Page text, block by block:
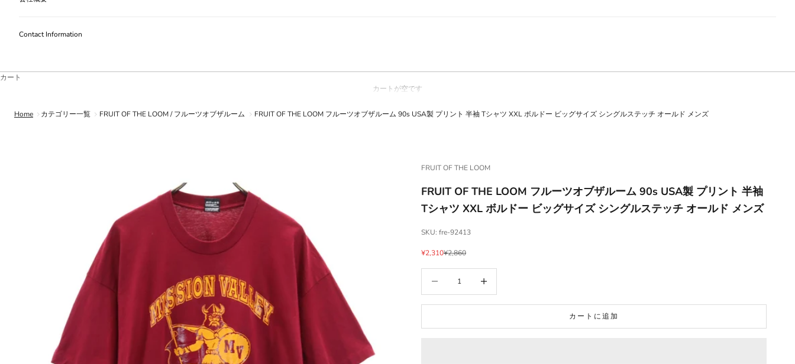
Contact Information
カート
カートが空です
Home カテゴリー一覧 FRUIT OF THE LOOM / フルーツオブザルーム FRUIT OF THE LOOM フルーツオブザルーム 90s USA製 プリント 半袖 Tシャツ XXL ボルドー ビッグサイズ シングルステッチ オールド メンズ
FRUIT OF THE LOOM
FRUIT OF THE LOOM フルーツオブザルーム 90s USA製 プリント 半袖
Tシャツ XXL ボルドー ビッグサイズ シングルステッチ オールド メンズ
SKU: fre-92413
セール価格
¥2,310通常価格
¥2,860
カートに追加